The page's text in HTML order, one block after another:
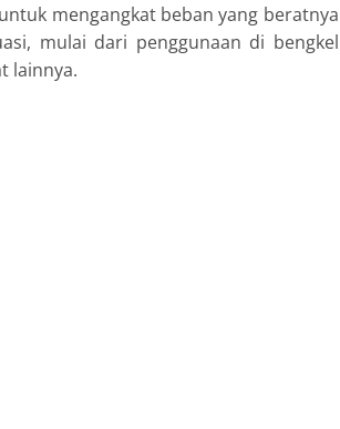
mengangkat beban yang beratnya
mulai dari penggunaan di bengkel
lainnya.